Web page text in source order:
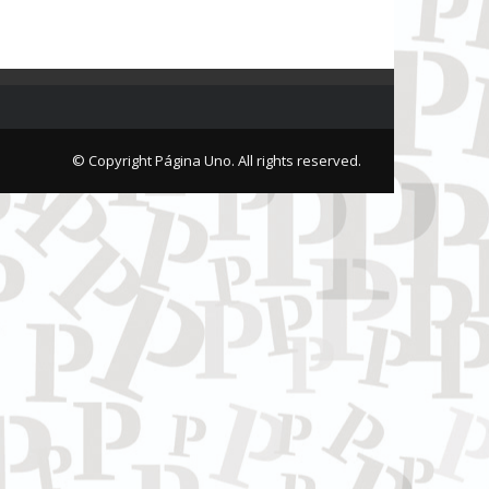
© Copyright Página Uno. All rights reserved.